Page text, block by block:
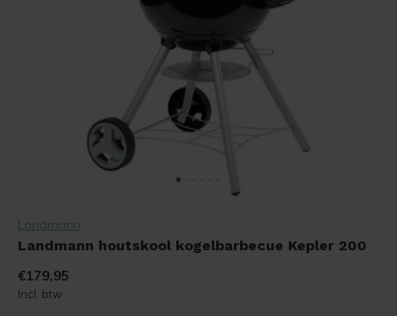
Landmann
Landmann houtskool kogelbarbecue Kepler 200
€179,95
Incl. btw